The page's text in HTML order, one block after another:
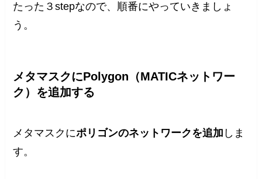
たった３stepなので、順番にやっていきましょ
う。
メタマスクにPolygon（MATICネットワー
ク）を追加する
メタマスクにポリゴンのネットワークを追加 しま
す。